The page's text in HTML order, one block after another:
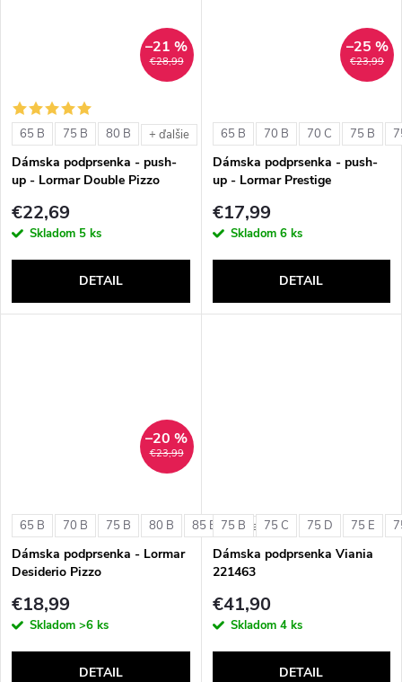
€28,99
–21 %
65 B 75 B 80 B + ďalšie
Dámska podprsenka - push-
up - Lormar Double Pizzo
€22,69
Skladom 5 ks
DETAIL
€23,99
–25 %
65 B 70 B 70 C 75 B
Dámska podprsenka - push-
up - Lormar Prestige
€17,99
Skladom 6 ks
DETAIL
€23,99
–20 %
65 B 70 B 75 B 80 B 85 B + ďalšie
Dámska podprsenka - Lormar
Desiderio Pizzo
€18,99
Skladom >6 ks
DETAIL
75 B 75 C 75 D 75 E
Dámska podprsenka Viania
221463
€41,90
Skladom 4 ks
DETAIL